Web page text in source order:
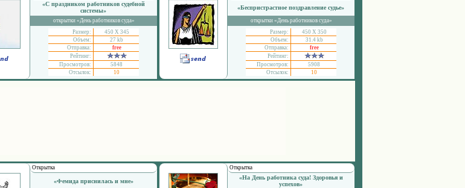
«С праздником работников судебной
системы»
открытки «День работников суда»
Размер:
450 Х 345
Объем:
27 kb
Отправка:
free
Рейтинг:
Просмотров:
5848
Отсылок:
10
«Беспристрастное поздравление судье»
открытки «День работников суда»
Размер:
450 Х 350
Объем:
31.4 kb
Отправка:
free
Рейтинг:
Просмотров:
5908
Отсылок:
10
Открытка
«Фемида приснилась и мне»
Открытка
«На День работника суда! Здоровья и
успехов»